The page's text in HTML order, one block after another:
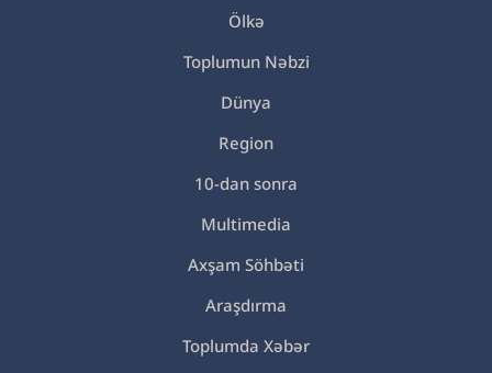
Ölkə
Toplumun Nəbzi
Dünya
Region
10-dan sonra
Multimedia
Axşam Söhbəti
Araşdırma
Toplumda Xəbər